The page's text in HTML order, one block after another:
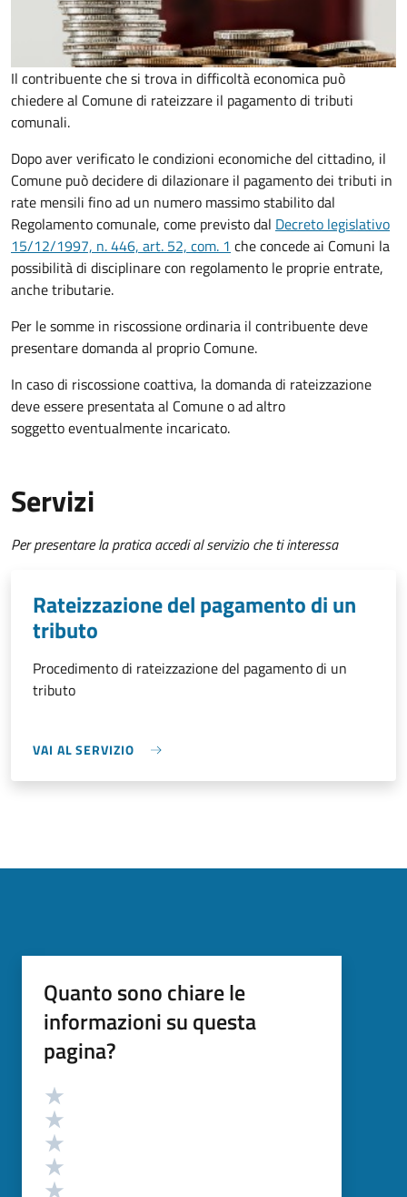
Il contribuente che si trova in difficoltà economica può
chiedere al Comune di rateizzare il pagamento di tributi
comunali.
Dopo aver verificato le condizioni economiche del cittadino, il
Comune può decidere di dilazionare il pagamento dei tributi in
rate mensili fino ad un numero massimo stabilito dal
Regolamento comunale, come previsto dal Decreto legislativo
15/12/1997, n. 446, art. 52, com. 1 che concede ai Comuni la
possibilità di disciplinare con regolamento le proprie entrate,
anche tributarie.
Per le somme in riscossione ordinaria il contribuente deve
presentare domanda al proprio Comune.
In caso di riscossione coattiva, la domanda di rateizzazione
deve essere presentata al Comune o ad altro
soggetto eventualmente incaricato.
Servizi
Per presentare la pratica accedi al servizio che ti interessa
Rateizzazione del pagamento di un
tributo
Procedimento di rateizzazione del pagamento di un
tributo
VAI AL SERVIZIO
Quanto sono chiare le
informazioni su questa
pagina?
Valutazione